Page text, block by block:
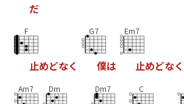
だ
F
止めどなく
G7
僕は
Em7
止めどなく
Am7 Dm Dm7 C